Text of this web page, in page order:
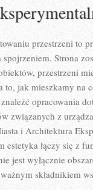
przestrzeni to
Strona
przestrzeni
to, jak mieszkamy na
opracowania
związanych z
i Architektura
estetyka łączy się z
jest wyłącznie
składnikiem